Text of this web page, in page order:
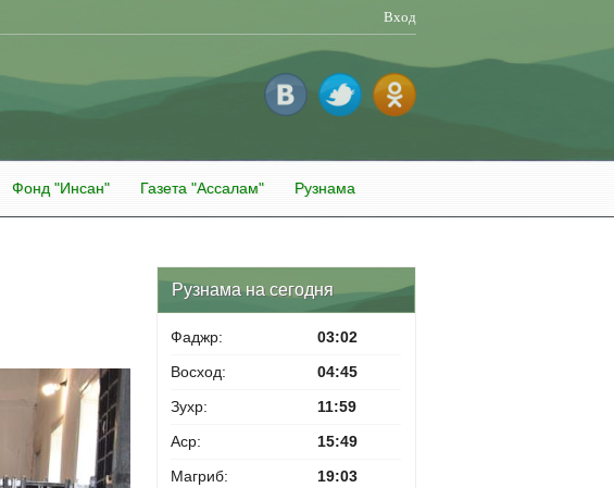
Вход
Фонд "Инсан" Газета "Ассалам" Рузнама
Рузнама на сегодня
Фаджр:
03:02
Восход:
04:45
Зухр:
11:59
Аср:
15:49
Магриб:
19:03